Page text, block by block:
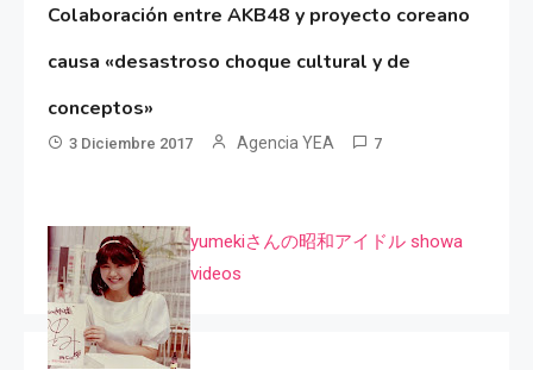
Colaboración entre AKB48 y proyecto coreano
causa «desastroso choque cultural y de
conceptos»
3 Diciembre 2017 Agencia YEA 7
yumekiさんの昭和アイドル showa
videos